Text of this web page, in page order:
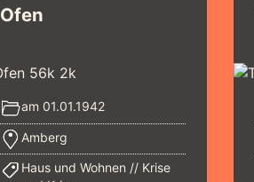
Ofen
am 01.01.1942
Amberg
Haus und Wohnen
Krise